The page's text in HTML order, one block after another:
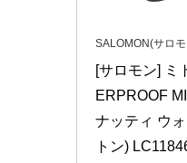
SALOMON(サロ
[サロモン] ミ
ERPROOF
ナッティ ウ
トン)